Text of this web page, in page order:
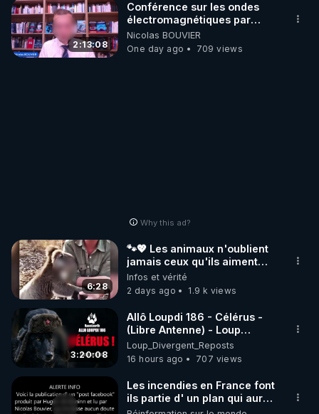
2:13:08
Conférence sur les ondes
électromagnétiques par
Grégoire Caustru et Bart de
Wever !
Nicolas BOUVIER
One day ago
709 views
Why this ad?
6:28
🐾💖 Les animaux n'oublient
jamais ceux qu'ils aiment…
🥹❤️
Infos et vérité
2 days ago
1.9 k views
3:20:08
Allô Loupdi 186 - Célérus -
(Libre Antenne) - Loup
Divergent 2026.08.06
Loup_Divergent_Reposts
16 hours ago
707 views
Les incendies en France font
ils partie d' un plan qui aurait
débuté le 11 septembre 2001